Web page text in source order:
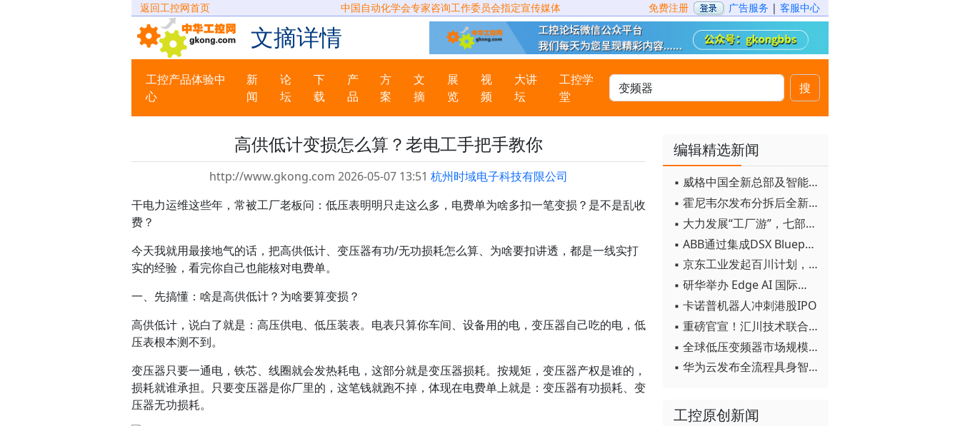
返回工控网首页 中国自动化学会专家咨询工作委员会指定宣传媒体 免费注册 广告服务 | 客服中心
文摘详情
工控产品体验中
心
新
闻
论
坛
下
载
产
品
方
案
文
摘
展
览
视
频
大讲
坛
工控学
堂
搜
高供低计变损怎么算？老电工手把手教你
http://www.gkong.com 2026-05-07 13:51 杭州时域电子科技有限公司
干电力运维这些年，常被工厂老板问：低压表明明只走这么多，电费单为啥多扣一笔变损？是不是乱收
费？
今天我就用最接地气的话，把高供低计、变压器有功/无功损耗怎么算、为啥要扣讲透，都是一线实打
实的经验，看完你自己也能核对电费单。
一、先搞懂：啥是高供低计？为啥要算变损？
高供低计，说白了就是：高压供电、低压装表。电表只算你车间、设备用的电，变压器自己吃的电，低
压表根本测不到。
变压器只要一通电，铁芯、线圈就会发热耗电，这部分就是变压器损耗。按规矩，变压器产权是谁的，
损耗就谁承担。只要变压器是你厂里的，这笔钱就跑不掉，体现在电费单上就是：变压器有功损耗、变
压器无功损耗。
编辑精选新闻
▪ 威格中国全新总部及智能工厂启用
▪ 霍尼韦尔发布分拆后全新品牌：霍尼韦尔科技与霍尼韦尔航空航天
▪ 大力发展“工厂游”，七部门联合发文！
▪ ABB通过集成DSX Blueprint AI基础设施，扩大与英伟达的合作
▪ 京东工业发起百川计划， 构建工业大模型新生态
▪ 研华举办 Edge AI 国际论坛
▪ 卡诺普机器人冲刺港股IPO
▪ 重磅官宣！汇川技术联合发起 D12 联盟，开创产教融合新范式
▪ 全球低压变频器市场规模2030年将超170亿美元
▪ 华为云发布全流程具身智能开发平台CloudRobo
工控原创新闻